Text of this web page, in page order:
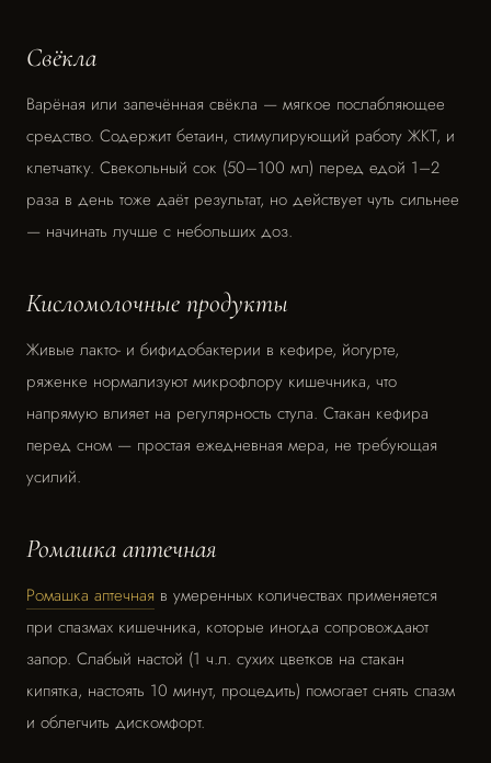
Свёкла
Варёная или запечённая свёкла — мягкое послабляющее
средство. Содержит бетаин, стимулирующий работу ЖКТ, и
клетчатку. Свекольный сок (50–100 мл) перед едой 1–2
раза в день тоже даёт результат, но действует чуть сильнее
— начинать лучше с небольших доз.
Кисломолочные продукты
Живые лакто- и бифидобактерии в кефире, йогурте,
ряженке нормализуют микрофлору кишечника, что
напрямую влияет на регулярность стула. Стакан кефира
перед сном — простая ежедневная мера, не требующая
усилий.
Ромашка аптечная
Ромашка аптечная в умеренных количествах применяется
при спазмах кишечника, которые иногда сопровождают
запор. Слабый настой (1 ч.л. сухих цветков на стакан
кипятка, настоять 10 минут, процедить) помогает снять спазм
и облегчить дискомфорт.